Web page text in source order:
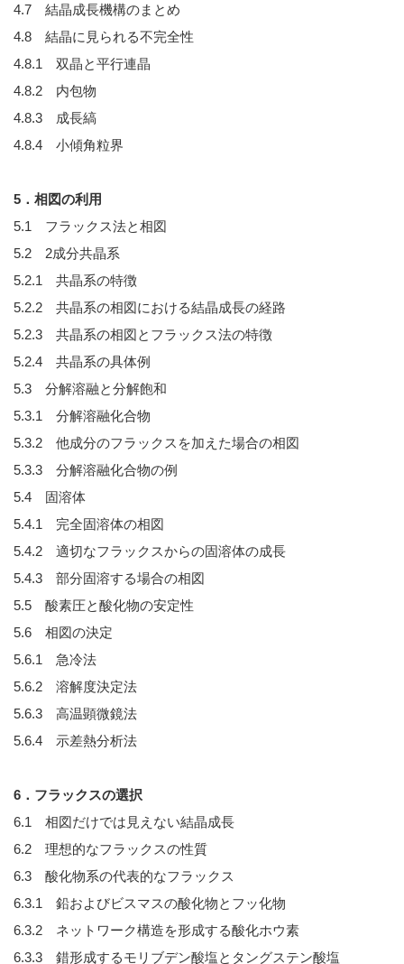
4.7 結晶成長機構のまとめ
4.8 結晶に見られる不完全性
4.8.1 双晶と平行連晶
4.8.2 内包物
4.8.3 成長縞
4.8.4 小傾角粒界
5．相図の利用
5.1 フラックス法と相図
5.2 2成分共晶系
5.2.1 共晶系の特徴
5.2.2 共晶系の相図における結晶成長の経路
5.2.3 共晶系の相図とフラックス法の特徴
5.2.4 共晶系の具体例
5.3 分解溶融と分解飽和
5.3.1 分解溶融化合物
5.3.2 他成分のフラックスを加えた場合の相図
5.3.3 分解溶融化合物の例
5.4 固溶体
5.4.1 完全固溶体の相図
5.4.2 適切なフラックスからの固溶体の成長
5.4.3 部分固溶する場合の相図
5.5 酸素圧と酸化物の安定性
5.6 相図の決定
5.6.1 急冷法
5.6.2 溶解度決定法
5.6.3 高温顕微鏡法
5.6.4 示差熱分析法
6．フラックスの選択
6.1 相図だけでは見えない結晶成長
6.2 理想的なフラックスの性質
6.3 酸化物系の代表的なフラックス
6.3.1 鉛およびビスマスの酸化物とフッ化物
6.3.2 ネットワーク構造を形成する酸化ホウ素
6.3.3 錯形成するモリブデン酸塩とタングステン酸塩